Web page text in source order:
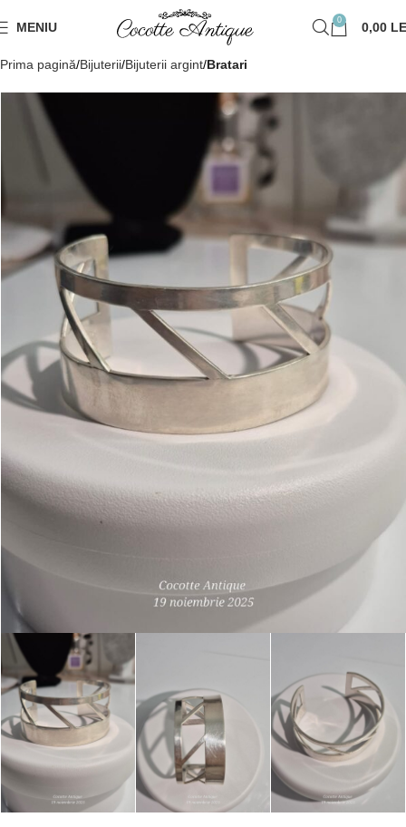
MENIU 0 0,00
Prima pagină Bijuterii Bijuterii argint Bratari